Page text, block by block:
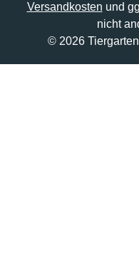
Versandkosten und
nicht
© 2026